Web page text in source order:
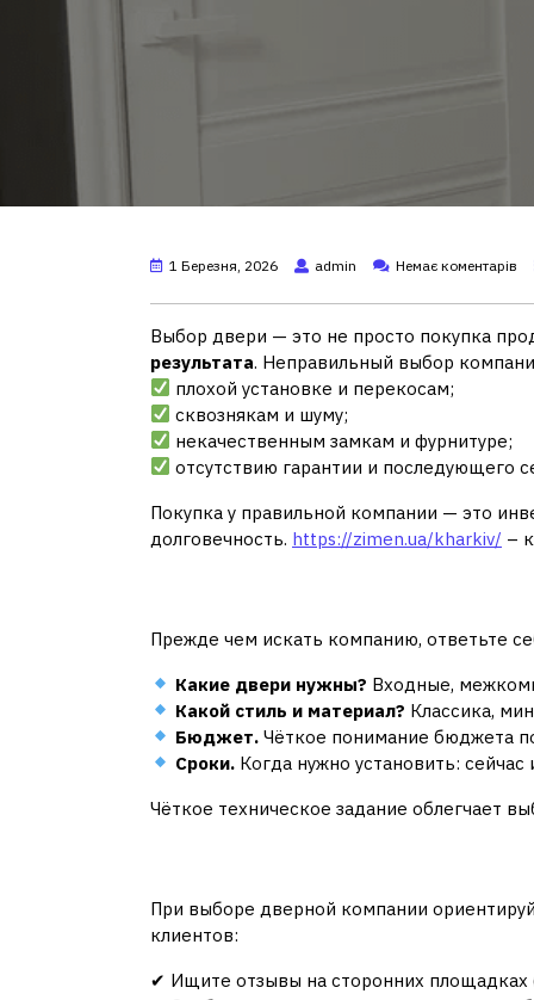
1 Березня, 2026 admin Немає коментарів
Выбор двери — это не просто покупка
результата. Неправильный выбор
плохой установке и перекосам;
сквознякам и шуму;
некачественным замкам и фурнитуре;
отсутствию гарантии и последующего
Покупка у правильной компании — это
долговечность. https://zimen.ua/kharkiv/ –
Прежде чем искать компанию, ответьте
Какие двери нужны? Входные,
Какой стиль и материал? Классика,
Бюджет. Чёткое понимание бюджета
Сроки. Когда нужно установить: сейчас
Чёткое техническое задание облегчает
При выборе дверной компании
клиентов:
✔ Ищите отзывы на сторонних площадках